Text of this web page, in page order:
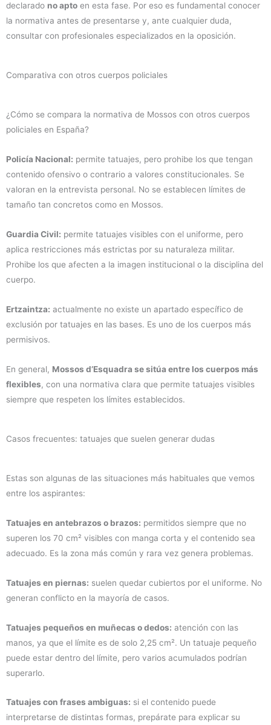
declarado no apto en esta fase. Por eso es fundamental conocer
la normativa antes de presentarse y, ante cualquier duda,
consultar con profesionales especializados en la oposición.
Comparativa con otros cuerpos policiales
¿Cómo se compara la normativa de Mossos con otros cuerpos
policiales en España?
Policía Nacional: permite tatuajes, pero prohibe los que tengan
contenido ofensivo o contrario a valores constitucionales. Se
valoran en la entrevista personal. No se establecen límites de
tamaño tan concretos como en Mossos.
Guardia Civil: permite tatuajes visibles con el uniforme, pero
aplica restricciones más estrictas por su naturaleza militar.
Prohibe los que afecten a la imagen institucional o la disciplina del
cuerpo.
Ertzaintza: actualmente no existe un apartado específico de
exclusión por tatuajes en las bases. Es uno de los cuerpos más
permisivos.
En general, Mossos d’Esquadra se sitúa entre los cuerpos más
flexibles, con una normativa clara que permite tatuajes visibles
siempre que respeten los límites establecidos.
Casos frecuentes: tatuajes que suelen generar dudas
Estas son algunas de las situaciones más habituales que vemos
entre los aspirantes:
Tatuajes en antebrazos o brazos: permitidos siempre que no
superen los 70 cm² visibles con manga corta y el contenido sea
adecuado. Es la zona más común y rara vez genera problemas.
Tatuajes en piernas: suelen quedar cubiertos por el uniforme. No
generan conflicto en la mayoría de casos.
Tatuajes pequeños en muñecas o dedos: atención con las
manos, ya que el límite es de solo 2,25 cm². Un tatuaje pequeño
puede estar dentro del límite, pero varios acumulados podrían
superarlo.
Tatuajes con frases ambiguas: si el contenido puede
interpretarse de distintas formas, prepárate para explicar su